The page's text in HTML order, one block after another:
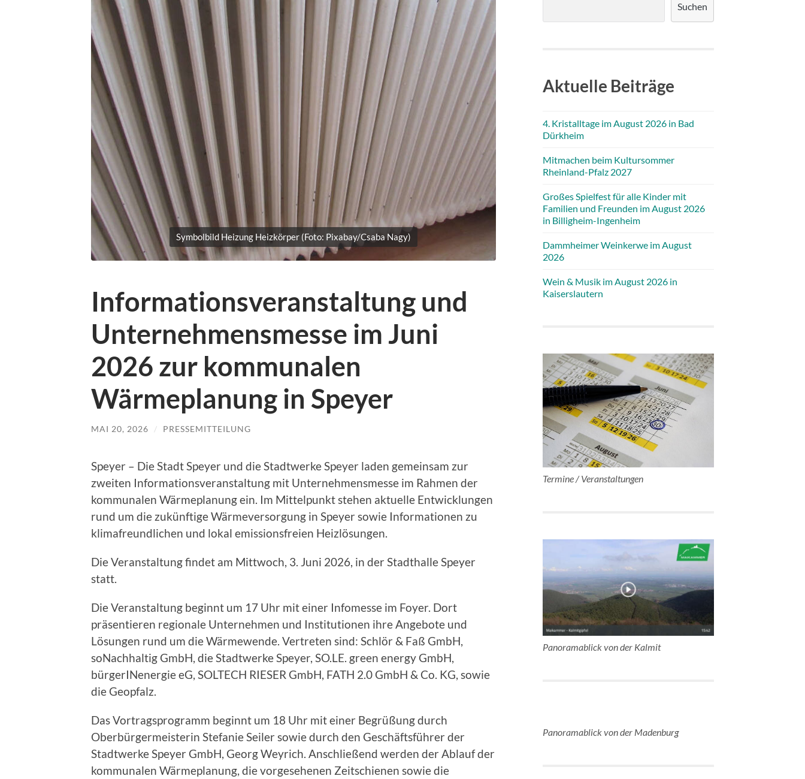
Symbolbild Heizung Heizkörper (Foto: Pixabay/Csaba Nagy)
Informationsveranstaltung und
Unternehmensmesse im Juni
2026 zur kommunalen
Wärmeplanung in Speyer
MAI 20, 2026 / PRESSEMITTEILUNG
Speyer – Die Stadt Speyer und die Stadtwerke Speyer laden gemeinsam zur
zweiten Informationsveranstaltung mit Unternehmensmesse im Rahmen der
kommunalen Wärmeplanung ein. Im Mittelpunkt stehen aktuelle Entwicklungen
rund um die zukünftige Wärmeversorgung in Speyer sowie Informationen zu
klimafreundlichen und lokal emissionsfreien Heizlösungen.
Die Veranstaltung findet am Mittwoch, 3. Juni 2026, in der Stadthalle Speyer
statt.
Die Veranstaltung beginnt um 17 Uhr mit einer Infomesse im Foyer. Dort
präsentieren regionale Unternehmen und Institutionen ihre Angebote und
Lösungen rund um die Wärmewende. Vertreten sind: Schlör & Faß GmbH,
soNachhaltig GmbH, die Stadtwerke Speyer, SO.LE. green energy GmbH,
bürgerINenergie eG, SOLTECH RIESER GmbH, FATH 2.0 GmbH & Co. KG, sowie
die Geopfalz.
Das Vortragsprogramm beginnt um 18 Uhr mit einer Begrüßung durch
Oberbürgermeisterin Stefanie Seiler sowie durch den Geschäftsführer der
Stadtwerke Speyer GmbH, Georg Weyrich. Anschließend werden der Ablauf der
kommunalen Wärmeplanung, die vorgesehenen Zeitschienen sowie die
Suchen
Aktuelle Beiträge
4. Kristalltage im August 2026 in Bad
Dürkheim
Mitmachen beim Kultursommer
Rheinland-Pfalz 2027
Großes Spielfest für alle Kinder mit
Familien und Freunden im August 2026
in Billigheim-Ingenheim
Dammheimer Weinkerwe im August
2026
Wein & Musik im August 2026 in
Kaiserslautern
Termine / Veranstaltungen
Panoramablick von der Kalmit
Panoramablick von der Madenburg